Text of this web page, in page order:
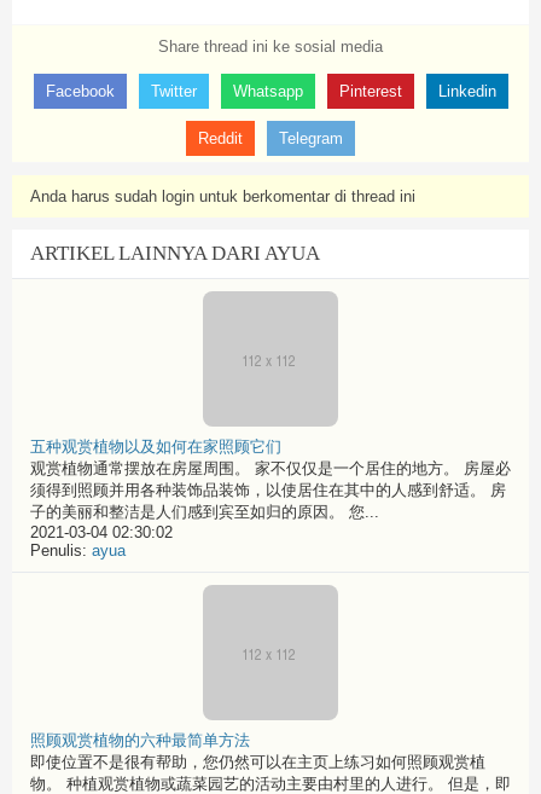
Share thread ini ke sosial media
Facebook Twitter Whatsapp Pinterest Linkedin
Reddit Telegram
Anda harus sudah login untuk berkomentar di thread ini
ARTIKEL LAINNYA DARI AYUA
五种观赏植物以及如何在家照顾它们
观赏植物通常摆放在房屋周围。 家不仅仅是一个居住的地方。 房屋必
须得到照顾并用各种装饰品装饰，以使居住在其中的人感到舒适。 房
子的美丽和整洁是人们感到宾至如归的原因。 您...
2021-03-04 02:30:02
Penulis: ayua
照顾观赏植物的六种最简单方法
即使位置不是很有帮助，您仍然可以在主页上练习如何照顾观赏植
物。 种植观赏植物或蔬菜园艺的活动主要由村里的人进行。 但是，即